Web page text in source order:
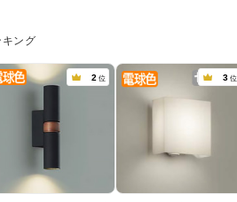
ング
2 位 3 位